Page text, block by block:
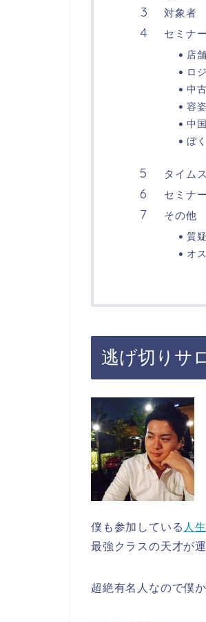
対象者
セミナ
店
ロ
中
容
中
ぼく
タイム
セミナ
その他
質
オ
逃げ切りサ
僕も参加している 人
最強クラスの天才が
超絶有名人なので僕